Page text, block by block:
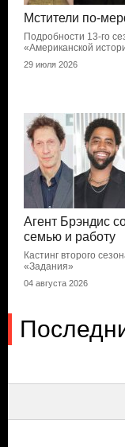
Мстители по-
Подробности 13-го
«Американской
29 июля 2026
Агент Брэндис
семью и работу
Кастинг второго
«Задания»
04 августа 2026